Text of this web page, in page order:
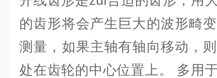
的齿形将会产生巨大的波形畸
测量，如果主轴有轴向移动，
处在齿轮的中心位置上。 多用